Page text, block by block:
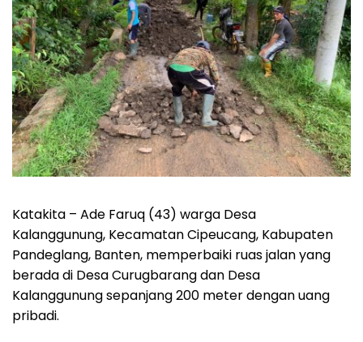
Katakita – Ade Faruq (43) warga Desa
Kalanggunung, Kecamatan Cipeucang, Kabupaten
Pandeglang, Banten, memperbaiki ruas jalan yang
berada di Desa Curugbarang dan Desa
Kalanggunung sepanjang 200 meter dengan uang
pribadi.